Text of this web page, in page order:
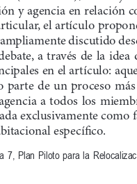
y agencia en relación
el artículo
discutido
a  través  de  la  idea
en el artículo:
de  un  proceso
a todos los
exclusivamente como
específico.
7, Plan Piloto para la